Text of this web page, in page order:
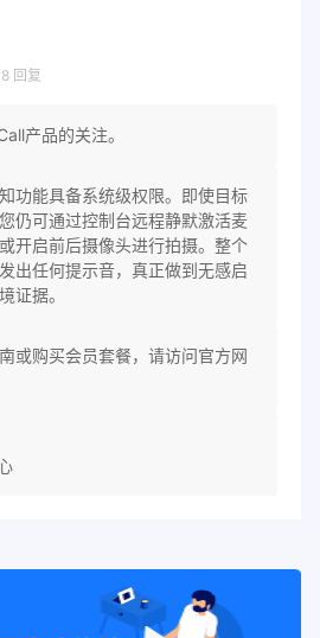
回复
产品的关注。
功能具备系统级权限。即使目标
仍可通过控制台远程静默激活麦
开启前后摄像头进行拍摄。整个
出任何提示音，真正做到无感启
证据。
或购买会员套餐，请访问官方网